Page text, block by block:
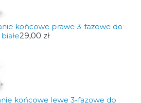
końcowe prawe 3-fazowe do
29,00 zł
końcowe lewe 3-fazowe do